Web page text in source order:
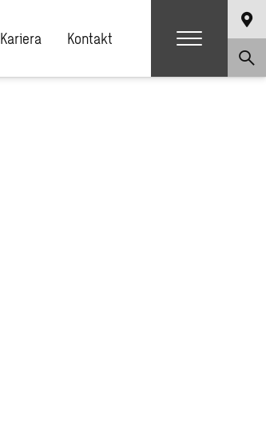
Kariera Kontakt